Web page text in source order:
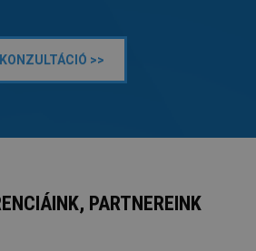
>>
PARTNEREINK